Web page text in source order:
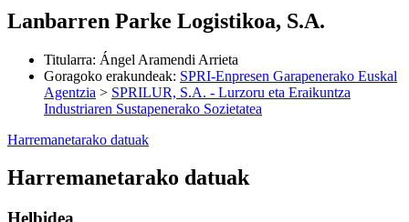
Lanbarren Parke Logistikoa, S.A.
Titularra: Ángel Aramendi Arrieta
Goragoko erakundeak: SPRI-Enpresen Garapenerako Euskal
Agentzia > SPRILUR, S.A. - Lurzoru eta Eraikuntza
Industriaren Sustapenerako Sozietatea
Harremanetarako datuak
Harremanetarako datuak